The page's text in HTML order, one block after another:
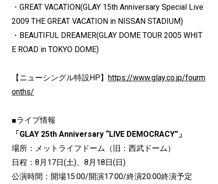
・GREAT VACATION(GLAY 15th Anniversary Special Live
2009 THE GREAT VACATION in NISSAN STADIUM)
・BEAUTIFUL DREAMER(GLAY DOME TOUR 2005 WHIT
E ROAD in TOKYO DOME)
【ニューシングル特設HP】 https://www.glay.co.jp/fourm
onths/
■ライブ情報
「GLAY 25th Anniversary “LIVE DEMOCRACY”」
場所：メットライフドーム（旧：西武ドーム）
日程：8月17日(土)、8月18日(日)
公演時間：開場15:00/開演17:00/終演20:00終演予定